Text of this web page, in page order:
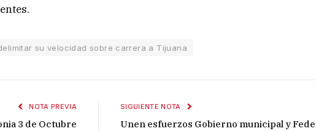
su velocidad sobre carrera a Tijuana
NOTA PREVIA
3 de Octubre
SIGUIENTE NOTA
Unen esfuerzos Gobierno municipal y